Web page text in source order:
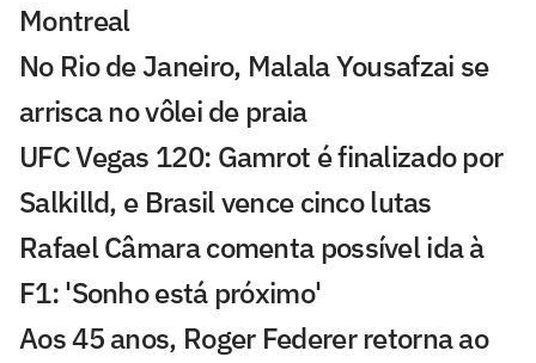
Montreal
No Rio de Janeiro, Malala Yousafzai se
arrisca no vôlei de praia
UFC Vegas 120: Gamrot é finalizado por
Salkilld, e Brasil vence cinco lutas
Rafael Câmara comenta possível ida à
F1: 'Sonho está próximo'
Aos 45 anos, Roger Federer retorna ao